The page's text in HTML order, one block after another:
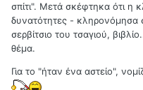
σπίτι". Μετά σκέφτηκα ότι η
δυνατότητες - κληρονόμησα
σερβίτσιο του τσαγιού,
θέμα.
Για το "ήταν ένα αστείο",